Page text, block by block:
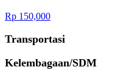
Rp 150,000
Transportasi
Kelembagaan/SDM